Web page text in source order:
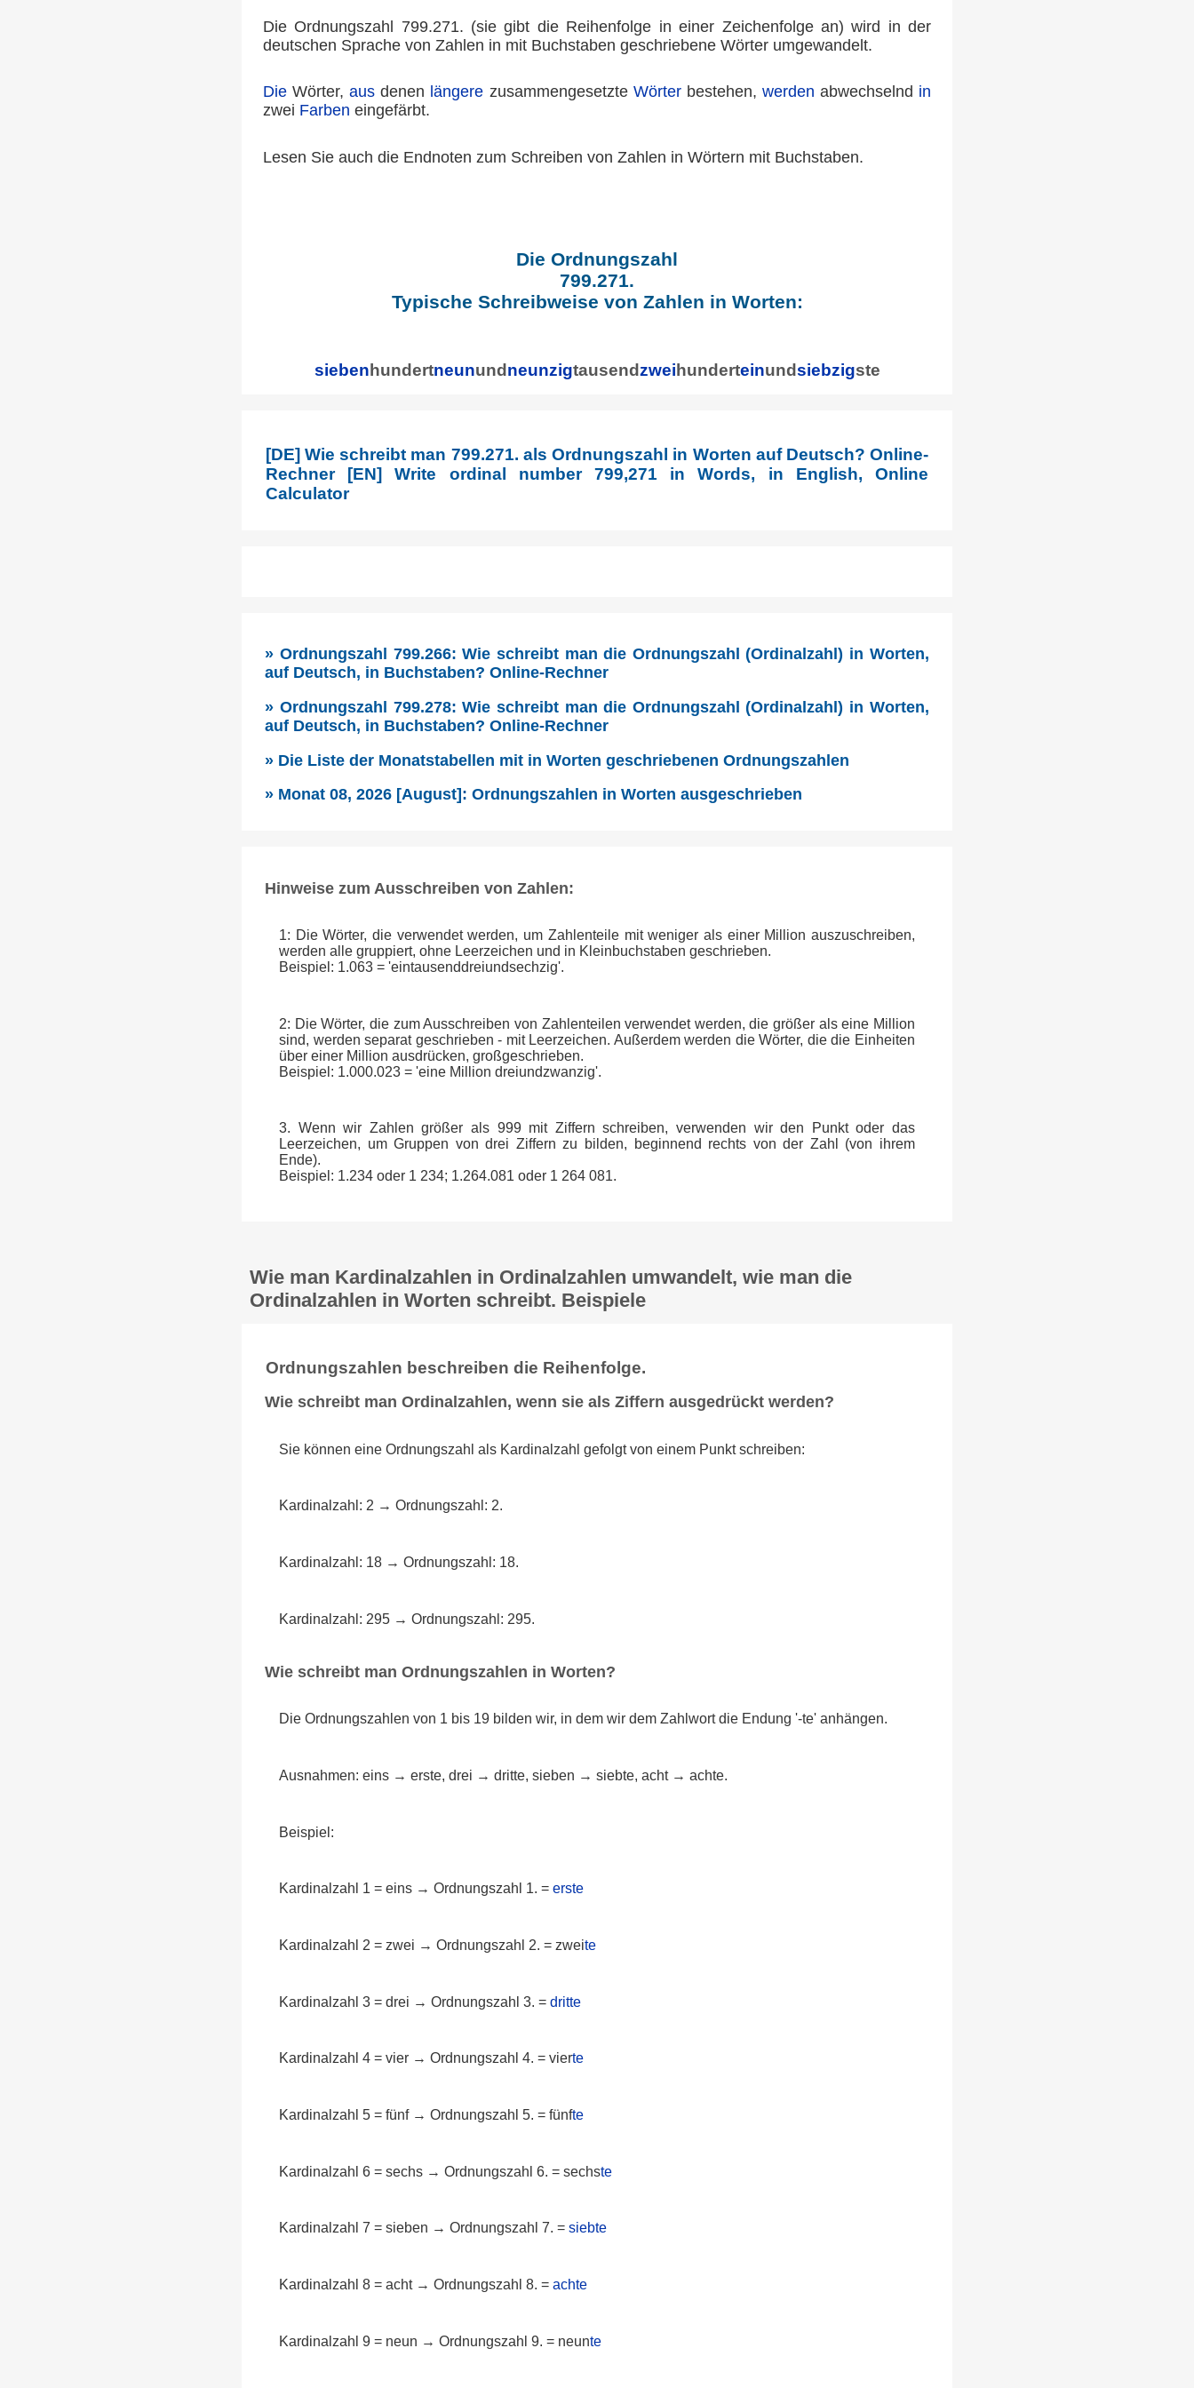
Die Ordnungszahl 799.271. (sie gibt die Reihenfolge in einer Zeichenfolge an) wird in der
deutschen Sprache von Zahlen in mit Buchstaben geschriebene Wörter umgewandelt.
DieWörter, aus denen längere zusammengesetzte Wörterbestehen,werden abwechselnd in
zwei Farben eingefärbt.
Lesen Sie auch die Endnoten zum Schreiben von Zahlen in Wörtern mit Buchstaben.
Die Ordnungszahl
799.271.
Typische Schreibweise von Zahlen in Worten:
siebenhundertneunundneunzigtausendzweihunderteinundsiebzigste
[DE] Wie schreibt man 799.271. als Ordnungszahl in Worten auf Deutsch? Online-
Rechner [EN] Write ordinal number 799,271 in Words, in English, Online
Calculator
» Ordnungszahl 799.266: Wie schreibt man die Ordnungszahl (Ordinalzahl) in Worten,
auf Deutsch, in Buchstaben? Online-Rechner
» Ordnungszahl 799.278: Wie schreibt man die Ordnungszahl (Ordinalzahl) in Worten,
auf Deutsch, in Buchstaben? Online-Rechner
» Die Liste der Monatstabellen mit in Worten geschriebenen Ordnungszahlen
» Monat 08, 2026 [August]: Ordnungszahlen in Worten ausgeschrieben
Hinweise zum Ausschreiben von Zahlen:
1: Die Wörter, die verwendet werden, um Zahlenteile mit weniger als einer Million auszuschreiben,
werden alle gruppiert, ohne Leerzeichen und in Kleinbuchstaben geschrieben.
Beispiel: 1.063 = 'eintausenddreiundsechzig'.
2: Die Wörter, die zum Ausschreiben von Zahlenteilen verwendet werden, die größer als eine Million
sind, werden separat geschrieben - mit Leerzeichen. Außerdem werden die Wörter, die die Einheiten
über einer Million ausdrücken, großgeschrieben.
Beispiel: 1.000.023 = 'eine Million dreiundzwanzig'.
3. Wenn wir Zahlen größer als 999 mit Ziffern schreiben, verwenden wir den Punkt oder das
Leerzeichen, um Gruppen von drei Ziffern zu bilden, beginnend rechts von der Zahl (von ihrem
Ende).
Beispiel: 1.234 oder 1 234; 1.264.081 oder 1 264 081.
Wie man Kardinalzahlen in Ordinalzahlen umwandelt, wie man die
Ordinalzahlen in Worten schreibt. Beispiele
Ordnungszahlen beschreiben die Reihenfolge.
Wie schreibt man Ordinalzahlen, wenn sie als Ziffern ausgedrückt werden?
Sie können eine Ordnungszahl als Kardinalzahl gefolgt von einem Punkt schreiben:
Kardinalzahl: 2 → Ordnungszahl: 2.
Kardinalzahl: 18 → Ordnungszahl: 18.
Kardinalzahl: 295 → Ordnungszahl: 295.
Wie schreibt man Ordnungszahlen in Worten?
Die Ordnungszahlen von 1 bis 19 bilden wir, in dem wir dem Zahlwort die Endung '-te' anhängen.
Ausnahmen: eins → erste, drei → dritte, sieben → siebte, acht → achte.
Beispiel:
Kardinalzahl 1 = eins → Ordnungszahl 1. =erste
Kardinalzahl 2 = zwei → Ordnungszahl 2. = zweite
Kardinalzahl 3 = drei → Ordnungszahl 3. =dritte
Kardinalzahl 4 = vier → Ordnungszahl 4. = vierte
Kardinalzahl 5 = fünf → Ordnungszahl 5. = fünfte
Kardinalzahl 6 = sechs → Ordnungszahl 6. = sechste
Kardinalzahl 7 = sieben → Ordnungszahl 7. =siebte
Kardinalzahl 8 = acht → Ordnungszahl 8. =achte
Kardinalzahl 9 = neun → Ordnungszahl 9. = neunte